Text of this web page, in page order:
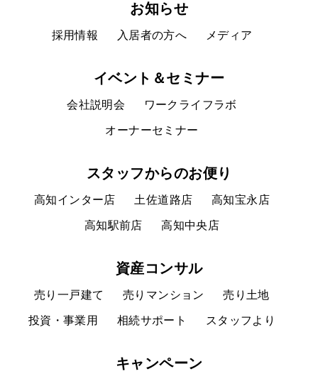
お知らせ
採用情報 入居者の方へ メディア
イベント＆セミナー
会社説明会 ワークライフラボ
オーナーセミナー
スタッフからのお便り
高知インター店 土佐道路店 高知宝永店
高知駅前店 高知中央店
資産コンサル
売り一戸建て 売りマンション 売り土地
投資・事業用 相続サポート スタッフより
キャンペーン